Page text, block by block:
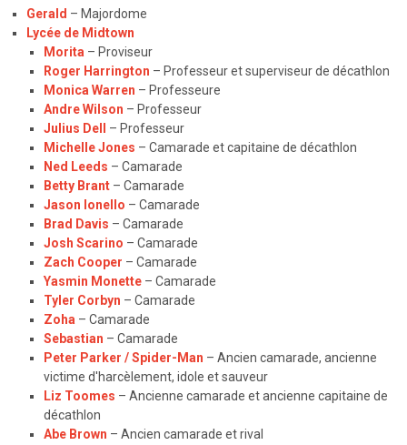
Gerald – Majordome
Lycée de Midtown
Morita – Proviseur
Roger Harrington – Professeur et superviseur de décathlon
Monica Warren – Professeure
Andre Wilson – Professeur
Julius Dell
– Professeur
Michelle Jones – Camarade et capitaine de décathlon
Ned Leeds – Camarade
Betty Brant – Camarade
Jason Ionello – Camarade
Brad Davis – Camarade
Josh Scarino – Camarade
Zach Cooper – Camarade
Yasmin Monette – Camarade
Tyler Corbyn – Camarade
Zoha – Camarade
Sebastian – Camarade
Peter Parker / Spider-Man – Ancien camarade, ancienne
victime d'harcèlement, idole et sauveur
Liz Toomes – Ancienne camarade et ancienne capitaine de
décathlon
Abe Brown – Ancien camarade et rival